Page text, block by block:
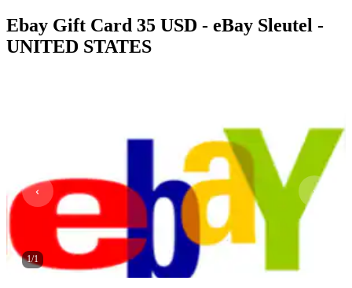
Ebay Gift Card 35 USD - eBay Sleutel -
UNITED STATES
1/1